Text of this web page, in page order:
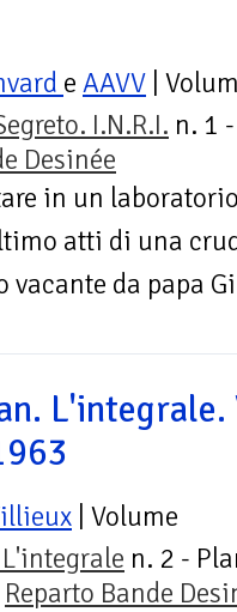
e AAVV |
I.N.R.I. n. 1
Desinée
in un
atti di una
da papa
L'integrale.
| Volume
n. 2 -
Reparto Bande